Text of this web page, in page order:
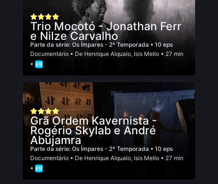
Trio Mocotó - Jonathan Ferr
e Nilze Carvalho
Parte da série: Os Ímpares - 2ª Temporada • 10 eps
Documentário • De Henrique Alqualo, Isis Mello • 27 min
•
Grã Ordem Kavernista -
Rogério Skylab e André
Abujamra
Parte da série: Os Ímpares - 2ª Temporada • 10 eps
Documentário • De Henrique Alqualo, Isis Mello • 27 min
•